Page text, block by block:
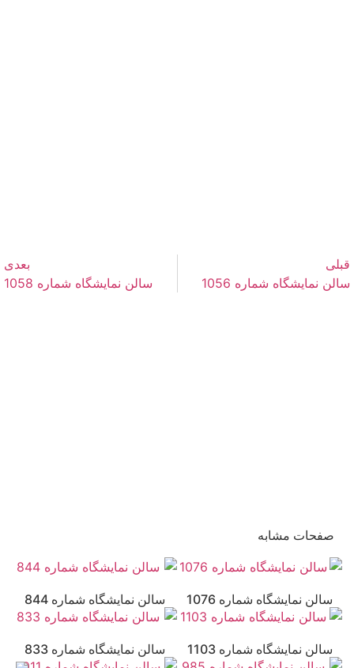
قبلی
سالن نمایشگاه شماره 1056
بعدی
سالن نمایشگاه شماره 1058
صفحات مشابه
سالن نمایشگاه شماره 1076 سالن نمایشگاه شماره 844
سالن نمایشگاه شماره 1103 سالن نمایشگاه شماره 833